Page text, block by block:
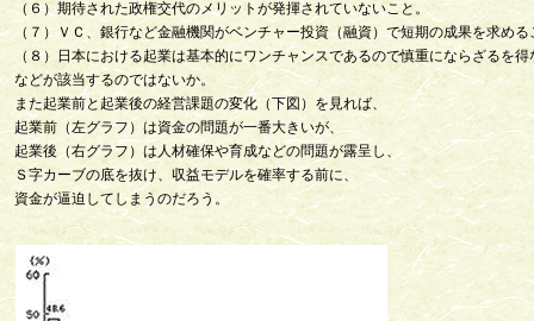
（６）期待された政権交代のメリットが発揮されていないこと。
（７）ＶＣ、銀行など金融機関がベンチャー投資（融資）で短期の成果を求める
（８）日本における起業は基本的にワンチャンスであるので慎重にならざるを
などが該当するのではないか。
また起業前と起業後の経営課題の変化（下図）を見れば、
起業前（左グラフ）は資金の問題が一番大きいが、
起業後（右グラフ）は人材確保や育成などの問題が露呈し、
Ｓ字カーブの底を抜け、収益モデルを確率する前に、
資金が逼迫してしまうのだろう。